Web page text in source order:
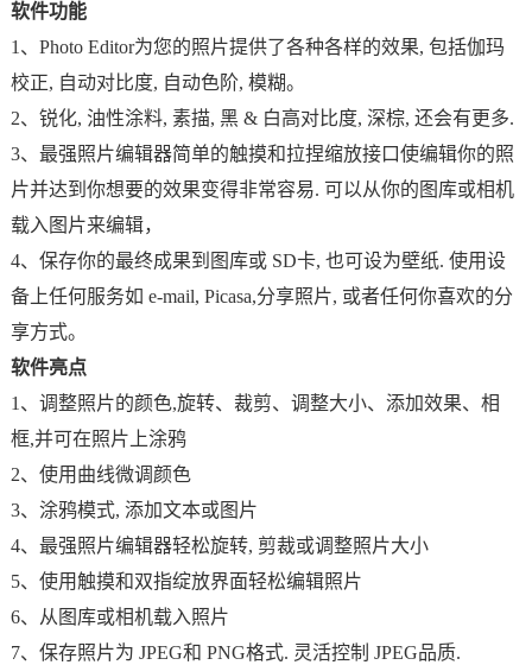
软件功能
1、Photo Editor为您的照片提供了各种各样的效果, 包括伽玛
校正, 自动对比度, 自动色阶, 模糊。
2、锐化, 油性涂料, 素描, 黑 & 白高对比度, 深棕, 还会有更多.
3、最强照片编辑器简单的触摸和拉捏缩放接口使编辑你的照
片并达到你想要的效果变得非常容易. 可以从你的图库或相机
载入图片来编辑，
4、保存你的最终成果到图库或 SD卡, 也可设为壁纸. 使用设
备上任何服务如 e-mail, Picasa,分享照片, 或者任何你喜欢的分
享方式。
软件亮点
1、调整照片的颜色,旋转、裁剪、调整大小、添加效果、相
框,并可在照片上涂鸦
2、使用曲线微调颜色
3、涂鸦模式, 添加文本或图片
4、最强照片编辑器轻松旋转, 剪裁或调整照片大小
5、使用触摸和双指绽放界面轻松编辑照片
6、从图库或相机载入照片
7、保存照片为 JPEG和 PNG格式. 灵活控制 JPEG品质.